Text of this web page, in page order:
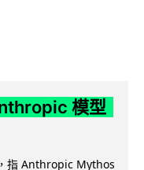
模型
指 Anthropic Mythos